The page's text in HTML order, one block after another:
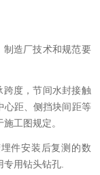
制造厂技术和规范要
跨度，节间水封接触
心距、侧挡块间距等
工图规定。
件安装后复测的数
用钻头钻孔.